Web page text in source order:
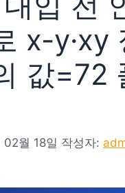
x-y·xy
값=72
월 18일 작성자: